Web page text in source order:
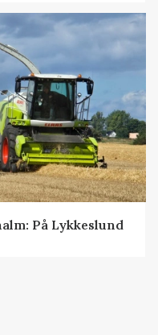
På Lykkeslund